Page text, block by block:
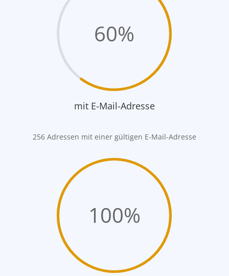
60%
mit E-Mail-Adresse
256 Adressen mit einer gültigen E-Mail-Adresse
100%